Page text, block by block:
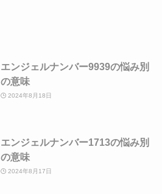
エンジェルナンバー9939の悩み別
の意味
2024年8月18日
エンジェルナンバー1713の悩み別
の意味
2024年8月17日